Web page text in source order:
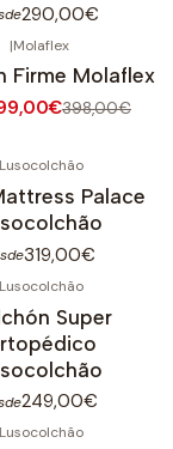
290,00€
|Molaflex
Firme Molaflex
398,00€
Lusocolchão
Palace
319,00€
Lusocolchão
Super
249,00€
Lusocolchão